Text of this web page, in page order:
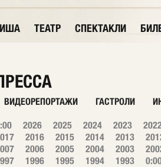
ТЕАТР СПЕКТАКЛИ
ВИДЕОРЕПОРТАЖИ ГАСТРОЛИ
2026 2025 2024 2023
2016 2015 2014 2013
2006 2005 2004 2003
1996 1995 1994 1993